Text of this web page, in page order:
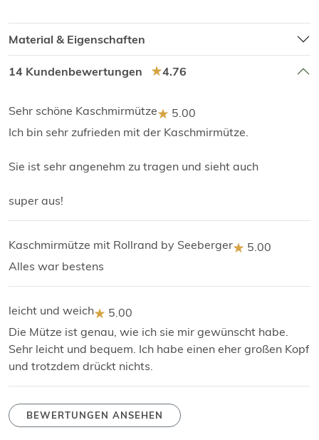
Material & Eigenschaften
14 Kundenbewertungen 4.76
Sehr schöne Kaschmirmütze
5.00
Ich bin sehr zufrieden mit der Kaschmirmütze.
Sie ist sehr angenehm zu tragen und sieht auch
super aus!
Kaschmirmütze mit Rollrand by Seeberger
5.00
Alles war bestens
leicht und weich
5.00
Die Mütze ist genau, wie ich sie mir gewünscht habe.
Sehr leicht und bequem. Ich habe einen eher großen Kopf
und trotzdem drückt nichts.
BEWERTUNGEN ANSEHEN